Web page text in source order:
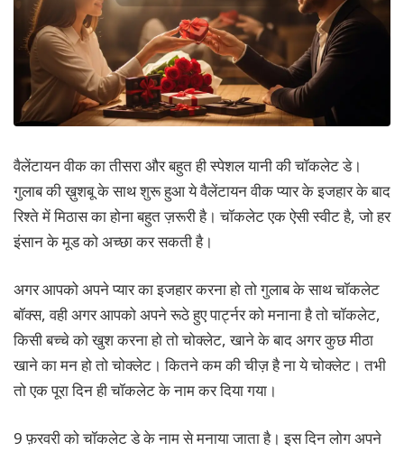
वैलेंटायन वीक का तीसरा और बहुत ही स्पेशल यानी की चॉकलेट डे।
गुलाब की ख़ुशबू के साथ शुरू हुआ ये वैलेंटायन वीक प्यार के इजहार के बाद
रिश्ते में मिठास का होना बहुत ज़रूरी है। चॉकलेट एक ऐसी स्वीट है, जो हर
इंसान के मूड को अच्छा कर सकती है।
अगर आपको अपने प्यार का इजहार करना हो तो गुलाब के साथ चॉकलेट
बॉक्स, वही अगर आपको अपने रूठे हुए पार्ट्नर को मनाना है तो चॉकलेट,
किसी बच्चे को खुश करना हो तो चोक्लेट, खाने के बाद अगर कुछ मीठा
खाने का मन हो तो चोक्लेट। कितने कम की चीज़ है ना ये चोक्लेट। तभी
तो एक पूरा दिन ही चॉकलेट के नाम कर दिया गया।
9 फ़रवरी को चॉकलेट डे के नाम से मनाया जाता है। इस दिन लोग अपने